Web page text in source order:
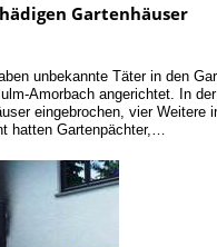
Gartenhäuser
unbekannte Täter in den
Amorbach angerichtet. In
eingebrochen, vier Weitere
hatten Gartenpächter,…